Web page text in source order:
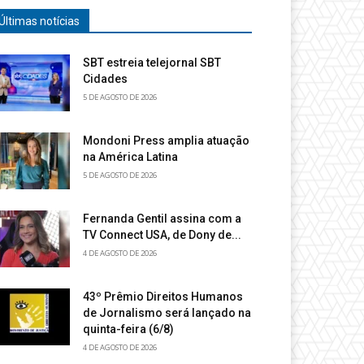
notícias
SBT estreia telejornal SBT
Cidades
5 DE AGOSTO DE 2026
Mondoni Press amplia atuação
na América Latina
5 DE AGOSTO DE 2026
Fernanda Gentil assina com a
TV Connect USA, de Dony de...
4 DE AGOSTO DE 2026
43º Prêmio Direitos Humanos
de Jornalismo será lançado na
quinta-feira (6/8)
4 DE AGOSTO DE 2026